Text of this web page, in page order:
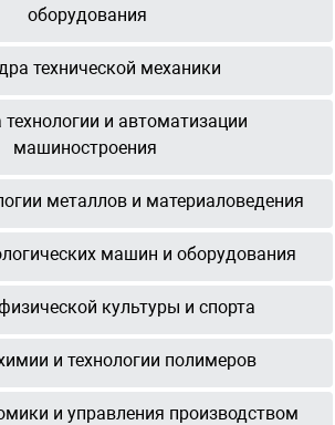
оборудования
технической механики
и автоматизации
машиностроения
металлов и материаловедения
машин и оборудования
культуры и спорта
и технологии полимеров
и управления производством